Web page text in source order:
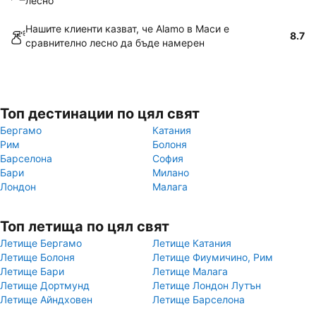
Нашите клиенти казват, че Alamo в Маси е
сравнително лесно да бъде намерен
8.7
Топ дестинации по цял свят
Бергамо
Катания
Рим
Болоня
Барселона
София
Бари
Милано
Лондон
Малага
Топ летища по цял свят
Летище Бергамо
Летище Катания
Летище Болоня
Летище Фиумичино, Рим
Летище Бари
Летище Малага
Летище Дортмунд
Летище Лондон Лутън
Летище Айндховен
Летище Барселона